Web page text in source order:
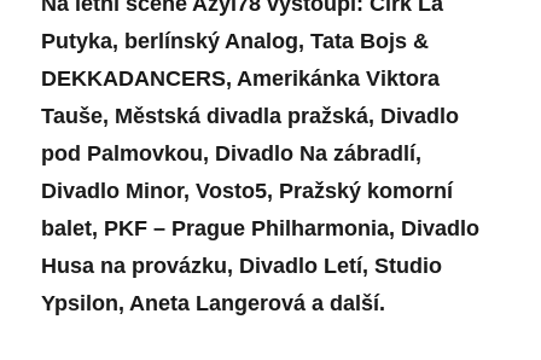
Putyka, berlínský Analog, Tata Bojs &
DEKKADANCERS, Amerikánka Viktora
Tauše, Městská divadla pražská, Divadlo
pod Palmovkou, Divadlo Na zábradlí,
Divadlo Minor, Vosto5, Pražský komorní
balet, PKF – Prague Philharmonia, Divadlo
Husa na provázku, Divadlo Letí, Studio
Ypsilon, Aneta Langerová a další.